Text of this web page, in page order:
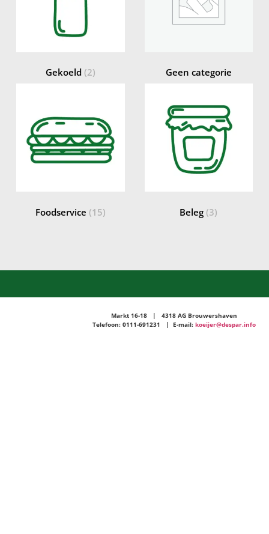
Gekoeld (2) Geen categorie
Foodservice (15) Beleg (3)
Markt 16-18 | 4318 AG Brouwershaven
Telefoon: 0111-691231 | E-mail: koeijer@despar.info